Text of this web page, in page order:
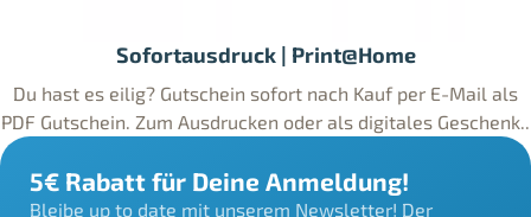
Sofortausdruck | Print@Home
Du hast es eilig? Gutschein sofort nach Kauf per E-Mail als
PDF Gutschein. Zum Ausdrucken oder als digitales Geschenk..
5€ Rabatt für Deine Anmeldung!
Bleibe up to date mit unserem Newsletter! Der